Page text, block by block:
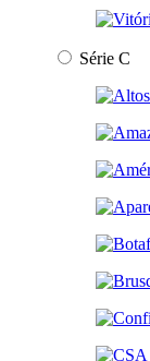
Série C